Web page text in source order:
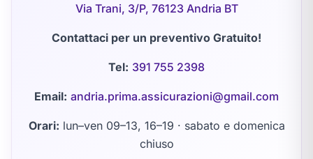
Via Trani, 3/P, 76123 Andria BT
Contattaci per un preventivo Gratuito!
Tel: 391 755 2398
Email: andria.prima.assicurazioni@gmail.com
Orari: lun–ven 09–13, 16–19 · sabato e domenica
chiuso